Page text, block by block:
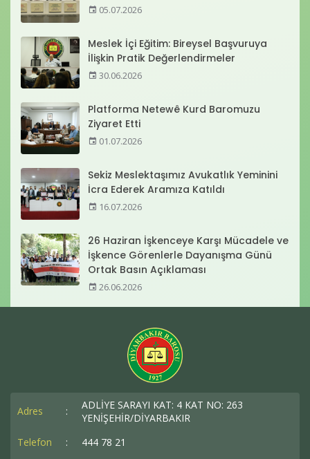
05.07.2026
Meslek İçi Eğitim: Bireysel Başvuruya
İlişkin Pratik Değerlendirmeler
30.06.2026
Platforma Netewê Kurd Baromuzu
Ziyaret Etti
01.07.2026
Sekiz Meslektaşımız Avukatlık Yeminini
İcra Ederek Aramıza Katıldı
16.07.2026
26 Haziran İşkenceye Karşı Mücadele ve
İşkence Görenlerle Dayanışma Günü
Ortak Basın Açıklaması
26.06.2026
Adres :
ADLİYE SARAYI KAT: 4 KAT NO: 263
YENİŞEHİR/DİYARBAKIR
Telefon
:
444 78 21